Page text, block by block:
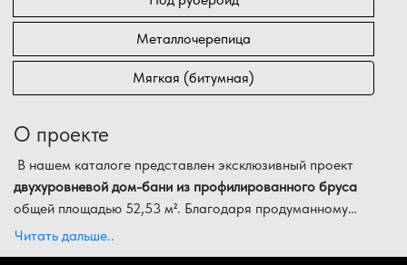
Металлочерепица
Мягкая (битумная)
О проекте
В нашем каталоге представлен эксклюзивный проект
двухуровневой дом-бани из профилированного бруса
общей площадью 52,53 м². Благодаря продуманному
вытянутому пятну застройки с габаритными размерами
Архитектурные особенности и экспликация помещений:
Читать дальше..